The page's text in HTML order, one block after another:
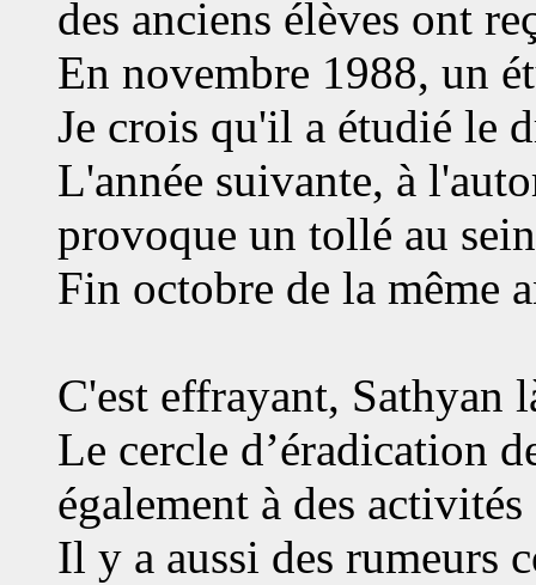
des anciens élèves ont
En novembre 1988, un
Je crois qu'il a étudié le
L'année suivante, à
provoque un tollé au
Fin octobre de la même
C'est effrayant, Sathyan
Le cercle d’éradication
également à des
Il y a aussi des rumeurs